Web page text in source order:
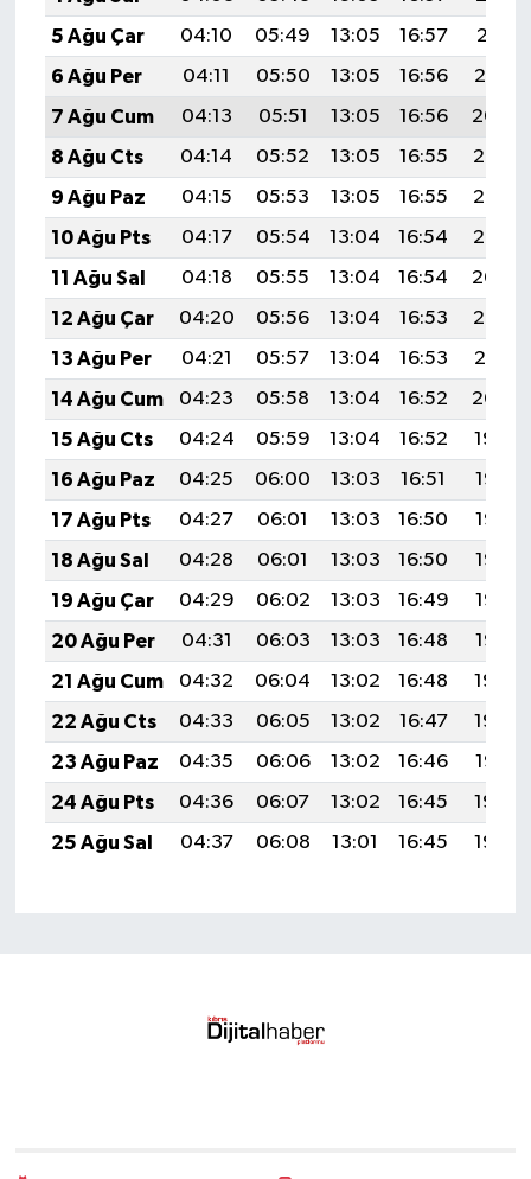
5 Ağu Çar
04:10 05:49 13:05 16:57
20:11
6 Ağu Per
04:11 05:50 13:05 16:56
20:10
7 Ağu Cum
04:13 05:51 13:05 16:56
20:09
8 Ağu Cts
04:14 05:52 13:05 16:55
20:08
9 Ağu Paz
04:15 05:53 13:05 16:55
20:06
10 Ağu Pts
04:17 05:54 13:04 16:54
20:05
11 Ağu Sal
04:18 05:55 13:04 16:54
20:04
12 Ağu Çar
04:20 05:56 13:04 16:53
20:03
13 Ağu Per
04:21 05:57 13:04 16:53
20:01
14 Ağu Cum
04:23 05:58 13:04 16:52
20:00
15 Ağu Cts
04:24 05:59 13:04 16:52
19:59
16 Ağu Paz
04:25 06:00 13:03 16:51
19:57
17 Ağu Pts
04:27 06:01 13:03 16:50
19:56
18 Ağu Sal
04:28 06:01 13:03 16:50
19:55
19 Ağu Çar
04:29 06:02 13:03 16:49
19:53
20 Ağu Per
04:31 06:03 13:03 16:48
19:52
21 Ağu Cum
04:32 06:04 13:02 16:48
19:50
22 Ağu Cts
04:33 06:05 13:02 16:47
19:49
23 Ağu Paz
04:35 06:06 13:02 16:46
19:47
24 Ağu Pts
04:36 06:07 13:02 16:45
19:46
25 Ağu Sal
04:37 06:08 13:01 16:45 19:45